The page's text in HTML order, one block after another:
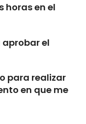
horas en el
aprobar el
para realizar
en que me